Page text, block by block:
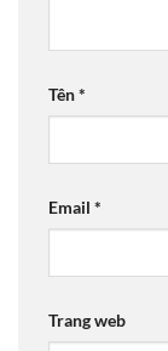
Tên*
Email *
Trang web